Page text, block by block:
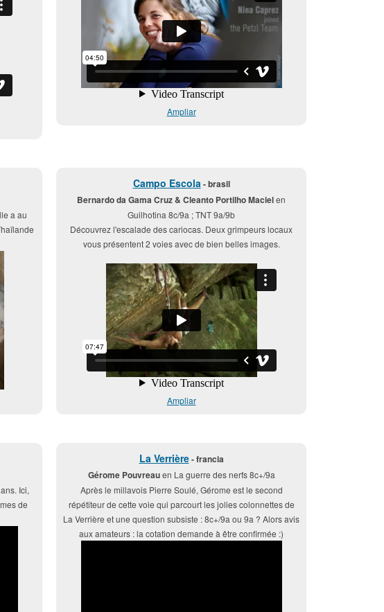
Ampliar
a au
Campo Escola- brasil
Bernardo da Gama Cruz & Cleanto Portilho Macielen
Guilhotina 8c/9a ; TNT 9a/9b
Découvrez l'escalade des cariocas. Deux grimpeurs locaux
vous présentent 2 voies avec de bien belles images.
Ampliar
Ici,
de
La Verrière- francia
Gérome Pouvreauen La guerre des nerfs 8c+/9a
Après le millavois Pierre Soulé, Gérome est le second
répétiteur de cette voie qui parcourt les jolies colonnettes de
La Verrière et une question subsiste : 8c+/9a ou 9a ? Alors avis
aux amateurs : la cotation demande à être confirmée :)